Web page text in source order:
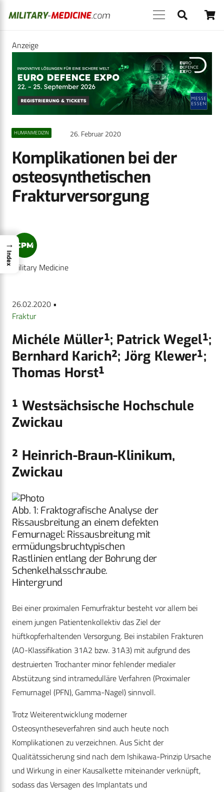
Anzeige
HUMANMEDIZIN 26. Februar 2020
Komplikationen bei der
osteosynthetischen
Frakturversorgung
Military Medicine
26.02.2020 •
Fraktur
Michéle Müller¹; Patrick Wegel¹;
Bernhard Karich²; Jörg Klewer¹;
Thomas Horst¹
¹ Westsächsische Hochschule
Zwickau
² Heinrich-Braun-Klinikum,
Zwickau
Abb. 1: Fraktografische Analyse der
Rissausbreitung an einem defekten
Femurnagel: Rissausbreitung mit
ermüdungsbruchtypischen
Rastlinien entlang der Bohrung der
Schenkelhalsschraube.
Hintergrund
Bei einer proximalen Femurfraktur besteht vor allem bei
einem jungen Patientenkollektiv das Ziel der
hüftkopferhaltenden Versorgung. Bei instabilen Frakturen
(AO-Klassifikation 31A2 bzw. 31A3) mit aufgrund des
destruierten Trochanter minor fehlender medialer
Abstützung sind intramedulläre Verfahren (Proximaler
Femurnagel (PFN), Gamma-Nagel) sinnvoll.
Trotz Weiterentwicklung moderner
Osteosyntheseverfahren sind auch heute noch
Komplikationen zu verzeichnen. Aus Sicht der
Qualitätssicherung sind nach dem Ishikawa-Prinzip Ursache
und Wirkung in einer Kausalkette miteinander verknüpft,
sodass das Versagen des Implantats und
→
Index